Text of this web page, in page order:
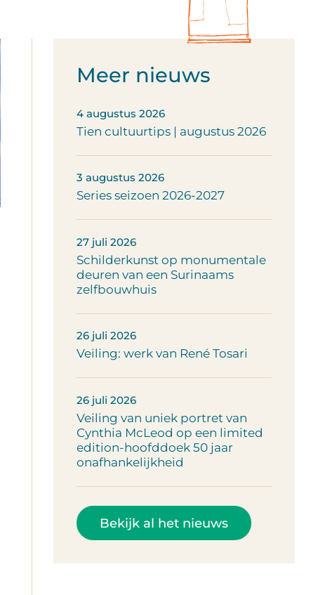
Meer nieuws
4 augustus 2026
Tien cultuurtips | augustus 2026
3 augustus 2026
Series seizoen 2026-2027
27 juli 2026
Schilderkunst op monumentale
deuren van een Surinaams
zelfbouwhuis
26 juli 2026
Veiling: werk van René Tosari
26 juli 2026
Veiling van uniek portret van
Cynthia McLeod op een limited
edition-hoofddoek 50 jaar
onafhankelijkheid
Bekijk al het nieuws